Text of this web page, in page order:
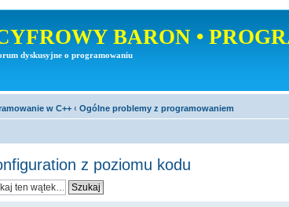
BARON •
dyskusyjne o programowaniu
w C++ ‹ Ogólne problemy z programowaniem
z poziomu kodu